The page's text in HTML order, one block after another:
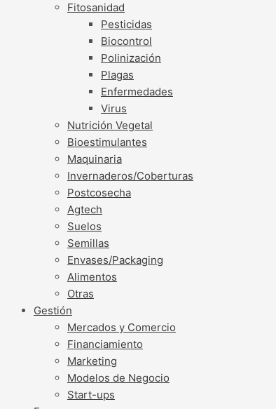
Fitosanidad
Pesticidas
Biocontrol
Polinización
Plagas
Enfermedades
Virus
Nutrición Vegetal
Bioestimulantes
Maquinaria
Invernaderos/Coberturas
Postcosecha
Agtech
Suelos
Semillas
Envases/Packaging
Alimentos
Otras
Gestión
Mercados y Comercio
Financiamiento
Marketing
Modelos de Negocio
Start-ups